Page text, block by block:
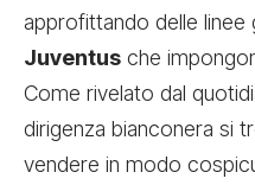
approfittando delle linee
Juventus che
Come rivelato dal
dirigenza bianconera si
vendere in modo